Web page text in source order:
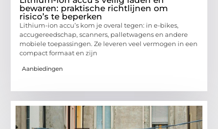
bewaren: praktische richtlijnen om
risico’s te beperken
Lithium-ion accu’s kom je overal tegen: in e-bikes,
accugereedschap, scanners, palletwagens en andere
mobiele toepassingen. Ze leveren veel vermogen in een
compact formaat en zijn
Aanbiedingen